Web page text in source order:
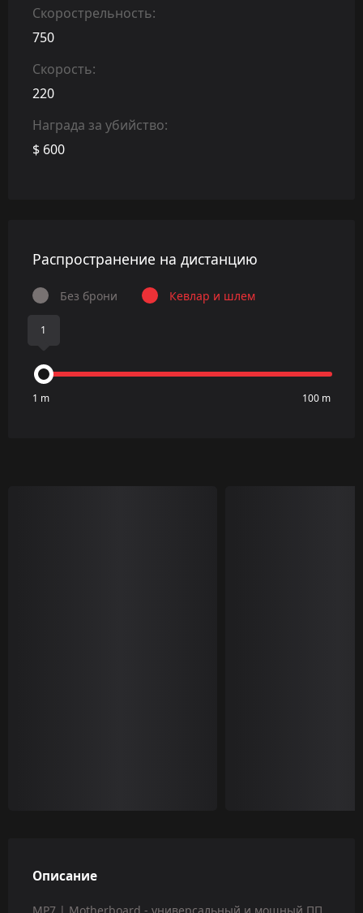
Скорострельность:
750
Скорость:
220
Награда за убийство:
$ 600
Распространение на дистанцию
Без брони Кевлар и шлем
1
1 m 100 m
Описание
MP7 | Motherboard - универсальный и мощный ПП,